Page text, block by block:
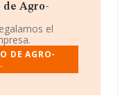
Agro-
el
DE AGRO-